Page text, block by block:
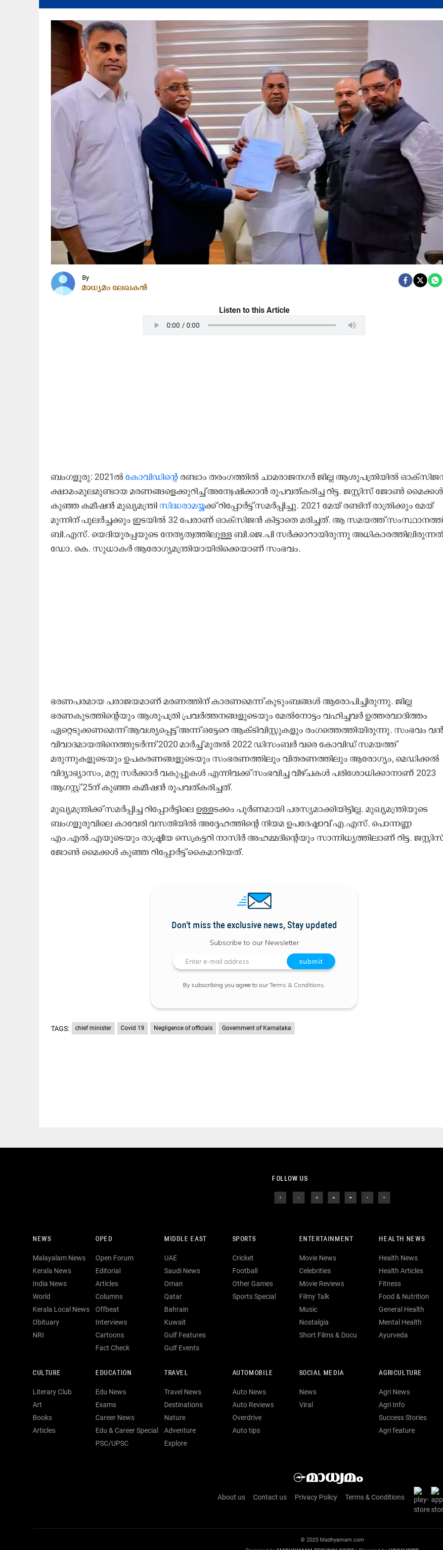
By
മാധ്യമം ലേഖകൻ
Listen to this Article
ബംഗളൂരു: 2021ൽ കോവിഡിന്റെ രണ്ടാം തരംഗത്തിൽ ചാമരാജനഗർ ജില്ല ആശുപത്രിയിൽ
ക്ഷാമംമൂലമുണ്ടായ മരണങ്ങളെക്കുറിച്ച് അന്വേഷിക്കാൻ രൂപവത്കരിച്ച റിട്ട. ജസ്റ്റിസ് ജോൺ മൈക്കൾ
കുഞ്ഞ കമീഷൻ മുഖ്യമന്ത്രി സിദ്ധരാമയ്യക്ക്‌ റിപ്പോർട്ട് സമർപ്പിച്ചു. 2021 മേയ് രണ്ടിന് രാത്രിക്കും മേയ്
മൂന്നിന് പുലർച്ചക്കും ഇടയിൽ 32 പേരാണ് ഓക്സിജൻ കിട്ടാതെ മരിച്ചത്. ആ സമയത്ത് സംസ്ഥാനത്ത്
ബി.എസ്. യെദിയൂരപ്പയുടെ നേതൃത്വത്തിലുള്ള ബി.ജെ.പി സർക്കാറായിരുന്നു
ഡോ. കെ. സുധാകർ ആരോഗ്യമന്ത്രിയായിരിക്കെയാണ് സംഭവം.
ഭരണപരമായ പരാജയമാണ് മരണത്തിന് കാരണമെന്ന് കുടുംബങ്ങൾ ആരോപിച്ചിരുന്നു. ജില്ല
ഭരണകൂടത്തിന്റെയും ആശുപത്രി പ്രവർത്തനങ്ങളുടെയും മേൽനോട്ടം വഹിച്ചവർ ഉത്തരവാദിത്തം
ഏറ്റെടുക്കണമെന്ന് ആവശ്യപ്പെട്ട് അന്ന് ഒട്ടേറെ ആക്ടിവിസ്റ്റുകളും രംഗത്തെത്തിയിരുന്നു. സംഭവം
വിവാദമായതിനെത്തുടർന്ന് 2020 മാർച്ച് മുതൽ 2022 ഡിസംബർ വരെ കോവിഡ് സമയത്ത്
മരുന്നുകളുടെയും ഉപകരണങ്ങളുടെയും സംഭരണത്തിലും വിതരണത്തിലും ആരോഗ്യം, മെഡിക്കൽ
വിദ്യാഭ്യാസം, മറ്റു സർക്കാർ വകുപ്പുകൾ എന്നിവക്ക് സംഭവിച്ച വീഴ്ചകൾ പരിശോധിക്കാനാണ് 2023
ആഗസ്റ്റ് 25ന് കുഞ്ഞ കമീഷൻ രൂപവത്കരിച്ചത്.
മുഖ്യമന്ത്രിക്ക് സമർപ്പിച്ച റിപ്പോർട്ടിലെ ഉള്ളടക്കം പൂർണമായി പരസ്യമാക്കിയിട്ടില്ല. മുഖ്യമന്ത്രിയുടെ
ബംഗളൂരുവിലെ കാവേരി വസതിയിൽ അദ്ദേഹത്തിന്റെ നിയമ ഉപദേഷ്ടാവ് എ.എസ്. പൊന്നണ്ണ
എം.എൽ.എയുടെയും രാഷ്ട്രീയ സെക്രട്ടറി നാസിർ അഹമ്മദിന്റെയും സാന്നിധ്യത്തിലാണ് റിട്ട.
ജോൺ മൈക്കൾ കുഞ്ഞ റിപ്പോർട്ട് കൈമാറിയത്.
Don't miss the exclusive news, Stay updated
Subscribe to our Newsletter
By subscribing you agree to ourTerms & Conditions
TAGS: chief minister Covid 19 Negligence of officials Government of Karnataka
FOLLOW US
NEWS
Malayalam News
Kerala News
India News
World
Kerala Local News
Obituary
NRI
OPED
Open Forum
Editorial
Articles
Columns
Offbeat
Interviews
Cartoons
Fact Check
MIDDLE EAST
UAE
Saudi News
Oman
Qatar
Bahrain
Kuwait
Gulf Features
Gulf Events
SPORTS
Cricket
Football
Other Games
Sports Special
ENTERTAINMENT
Movie News
Celebrities
Movie Reviews
Filmy Talk
Music
Nostalgia
Short Films & Docu
HEALTH NEWS
Health News
Health Articles
Fitness
Food & Nutrition
General Health
Mental Health
Ayurveda
CULTURE
Literary Club
Art
Books
Articles
EDUCATION
Edu News
Exams
Career News
Edu & Career Special
PSC/UPSC
TRAVEL
Travel News
Destinations
Nature
Adventure
Explore
AUTOMOBILE
Auto News
Auto Reviews
Overdrive
Auto tips
SOCIAL MEDIA
News
Viral
AGRICULTURE
Agri News
Agri Info
Success Stories
Agri feature
About us Contact us Privacy Policy Terms & Conditions
© 2025 Madhyamam.com